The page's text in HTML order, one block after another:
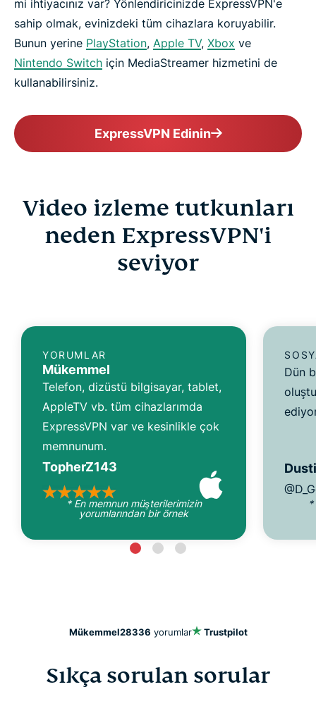
mi ihtiyacınız var? Yönlendiricinizde ExpressVPN'e
sahip olmak, evinizdeki tüm cihazlara koruyabilir.
Bunun yerine PlayStation, Apple TV, Xbox ve
Nintendo Switch için MediaStreamer hizmetini de
kullanabilirsiniz.
ExpressVPN Edinin
Video izleme tutkunları
neden ExpressVPN'i
seviyor
YORUMLAR
Mükemmel
Telefon, dizüstü bilgisayar, tablet,
AppleTV vb. tüm cihazlarımda
ExpressVPN var ve kesinlikle çok
memnunum.
TopherZ143
* En memnun müşterilerimizin
yorumlarından bir örnek
Dün
*
Mükemmel28336 yorumlar Trustpilot
Sıkça sorulan sorular